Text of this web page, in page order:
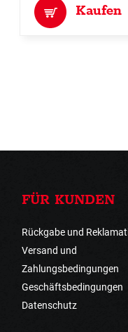
Kaufen
FÜR KUNDEN
Rückgabe und
Versand und
Zahlungsbedingungen
Geschäftsbedingungen
Datenschutz